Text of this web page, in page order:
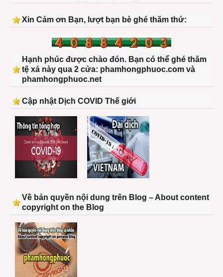
Xin Cảm ơn Bạn, lượt bạn bè ghé thăm thứ:
Hạnh phúc được chào đón. Bạn có thể ghé thăm
tệ xá này qua 2 cửa: phamhongphuoc.com và
phamhongphuoc.net
Cập nhật Dịch COVID Thế giới
Về bản quyền nội dung trên Blog – About content
copyright on the Blog